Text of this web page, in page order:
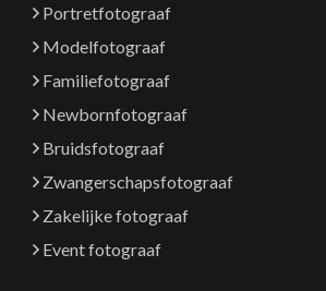
Portretfotograaf
Modelfotograaf
Familiefotograaf
Newbornfotograaf
Bruidsfotograaf
Zwangerschapsfotograaf
Zakelijke fotograaf
Event fotograaf